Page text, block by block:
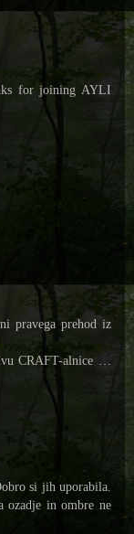
for joining AYLI
pravega prehod iz
CRAFT-alnice …
si jih uporabila.
ozadje in ombre ne